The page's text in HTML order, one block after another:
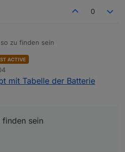
0
zu finden sein
ACTIVE
mit Tabelle der Batterie
sein